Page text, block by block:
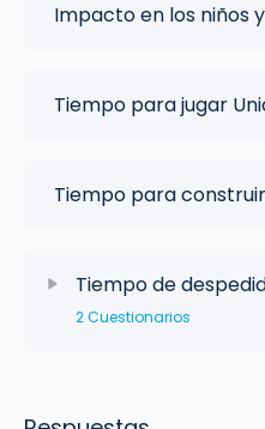
Impacto en los niños
Tiempo para jugar
Tiempo para construir
Tiempo de
2 Cuestionarios